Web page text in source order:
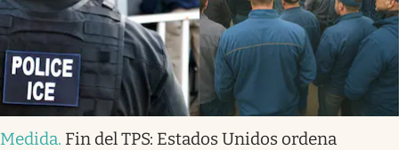
Medida. Fin del TPS: Estados Unidos ordena